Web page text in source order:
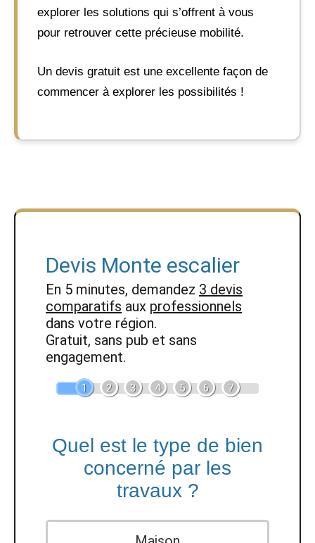
explorer les solutions qui s’offrent à vous
pour retrouver cette précieuse mobilité.
Un devis gratuit est une excellente façon de
commencer à explorer les possibilités !
Devis Monte escalier
En 5 minutes, demandez 3 devis
comparatifs aux professionnels
dans votre région.
Gratuit, sans pub et sans
engagement.
1 2 3 4 5 6 7
Quel est le type de bien
concerné par les
travaux ?